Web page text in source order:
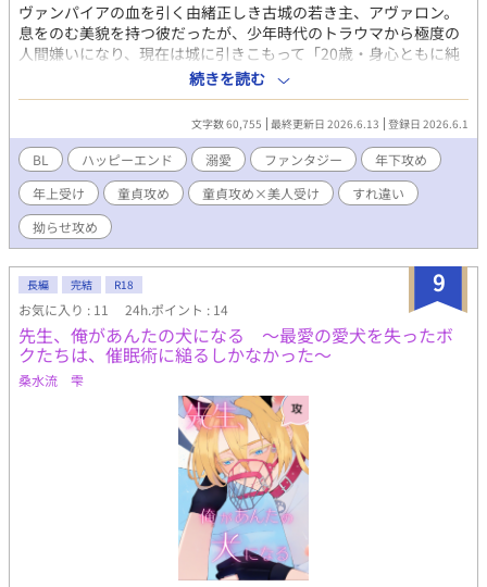
ヴァンパイアの血を引く由緒正しき古城の若き主、アヴァロン。
息をのむ美貌を持つ彼だったが、少年時代のトラウマから極度の
人間嫌いになり、現在は城に引きこもって「20歳・身心ともに純
潔」のまま、こじらせた日々を送っていた。 そんなある日、お節
介な家政婦が勝手に出した「気高き理想の伴侶を求む」という痛
すぎる縁談広告を見て、一人の美しい青年・セリーズが城を訪ね
てくる。 運命の出会いだと舞い上がったアヴァロンであったが、
セリーズの勘違いだということが明らかになる。嘘泣きとフォス
ター家の財力でなんとかセリーズと関係を築いたものの……。 拗
らせ童貞年下攻めが魔性の年上受けに情緒をめちゃくちゃにされ
て骨抜きになる話。 アヴァロン(攻):20歳。ヴァンパイアの末裔。
童貞。 セリーズ(受):25歳。ピアノの先生。魔性の青年 この作品は
続きを読む
文字数 60,755 最終更新日 2026.6.13 登録日 2026.6.1
BL ハッピーエンド 溺愛 ファンタジー
年下攻め
年上受け
童貞攻め 童貞攻め×美人受け
すれ違い
拗らせ攻め
9
長編 完結 R18
お気に入り : 11 24h.ポイント : 14
先生、俺があんたの犬になる ～最愛の愛犬を失ったボ
クたちは、催眠術に縋るしかなかった～
桑水流 雫